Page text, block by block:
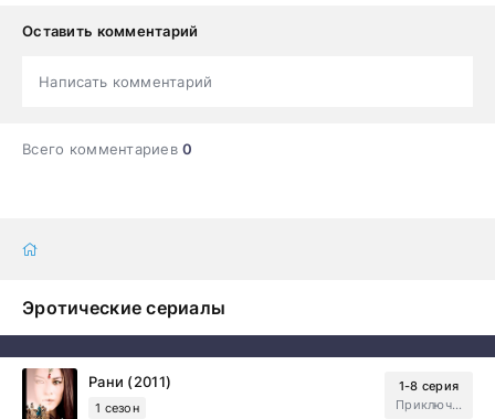
Оставить комментарий
Написать комментарий
Всего комментариев0
Эротические сериалы
Рани (2011)
1 сезон
1-8 серия
Приключения, Зарубежный, Мелодрама